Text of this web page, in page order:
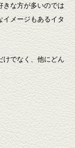
きな方が多いのでは
イメージもあるイタ
けでなく、他にどん